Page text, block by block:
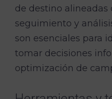
de destino alineadas
seguimiento y
son esenciales para
tomar decisiones
optimización de